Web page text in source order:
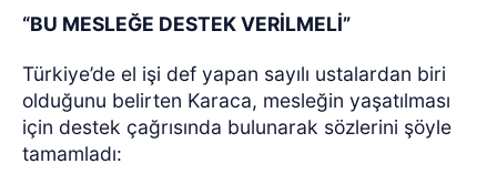
“BU MESLEĞE DESTEK VERİLMELİ”
Türkiye’de el işi def yapan sayılı ustalardan biri
olduğunu belirten Karaca, mesleğin yaşatılması
için destek çağrısında bulunarak sözlerini şöyle
tamamladı: